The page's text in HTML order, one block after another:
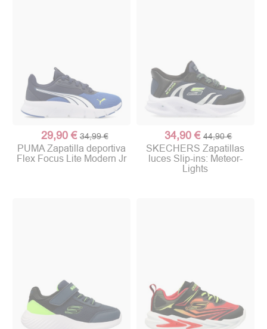
29,90 € 34,99 €
PUMA Zapatilla deportiva
Flex Focus Lite Modern Jr
34,90 € 44,90 €
SKECHERS Zapatillas
luces Slip-ins: Meteor-
Lights